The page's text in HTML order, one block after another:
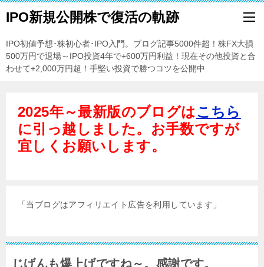
IPO新規公開株で復活の軌跡
IPO初値予想･株初心者･IPO入門。ブログ記事5000件超！株FX大損
500万円で退場～IPO投資4年で+600万円利益！現在その他投資と合
わせて+2,000万円超！手堅い投資で勝つコツを公開中
2025年～最新版のブログはこちら
に引っ越しました。お手数ですが
宜しくお願いします。
「当ブログはアフィリエイト広告を利用しています」
じげんも爆上げですね～。感謝です。